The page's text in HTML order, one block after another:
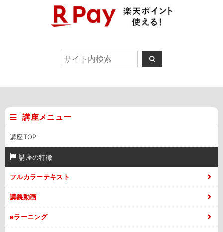
講座メニュー
講座TOP
講座の特徴
フルカラーテキスト
講義動画
eラーニング